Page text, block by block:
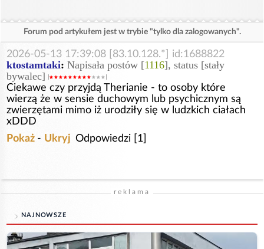
Forum pod artykułem jest w trybie "tylko dla zalogowanych".
2026-05-13 17:39:08 [83.10.128.*] id:1688822
ktostamtaki: Napisała postów [1116], status [stały
bywalec]
Ciekawe czy przyjdą Therianie - to osoby które
wierzą że w sensie duchowym lub psychicznym są
zwierzętami mimo iż urodziły się w ludzkich ciałach
xDDD
Pokaż - Ukryj Odpowiedzi [1]
reklama
NAJNOWSZE